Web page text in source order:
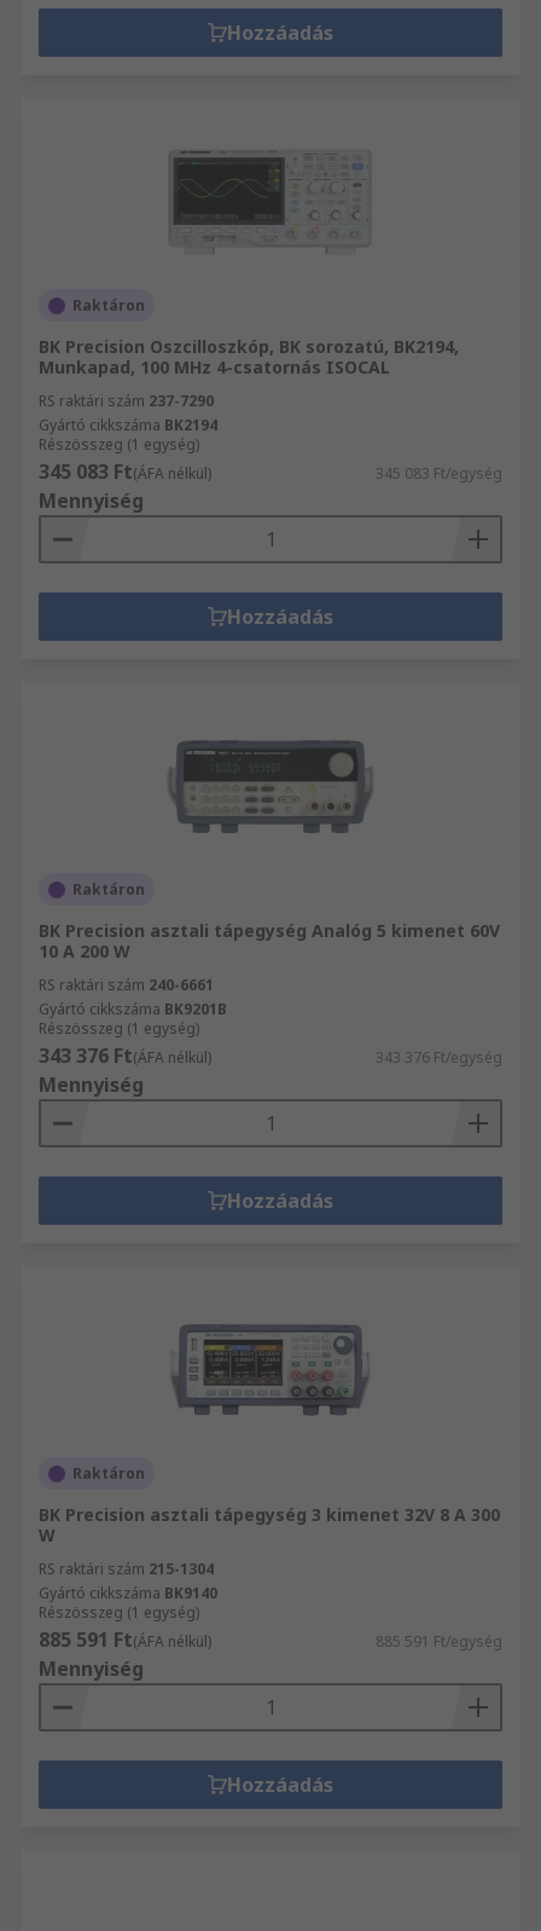
Hozzáadás
Raktáron
BK Precision Oszcilloszkóp, BK sorozatú, BK2194,
Munkapad, 100 MHz 4-csatornás ISOCAL
RS raktári szám 237-7290
Gyártó cikkszáma BK2194
Részösszeg (1 egység)
345 083 Ft(ÁFA nélkül) 345 083 Ft/egység
Mennyiség
Hozzáadás
Raktáron
BK Precision asztali tápegység Analóg 5 kimenet 60V
10 A 200 W
RS raktári szám 240-6661
Gyártó cikkszáma BK9201B
Részösszeg (1 egység)
343 376 Ft(ÁFA nélkül) 343 376 Ft/egység
Mennyiség
Hozzáadás
Raktáron
BK Precision asztali tápegység 3 kimenet 32V 8 A 300
W
RS raktári szám 215-1304
Gyártó cikkszáma BK9140
Részösszeg (1 egység)
885 591 Ft(ÁFA nélkül) 885 591 Ft/egység
Mennyiség
Hozzáadás